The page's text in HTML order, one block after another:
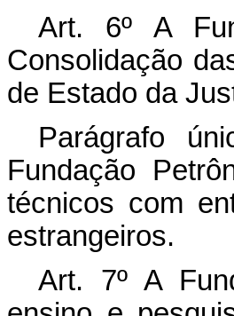
Art. 6º A
Consolidação
de Estado da
Parágrafo
Fundação
técnicos com
estrangeiros.
Art. 7º A